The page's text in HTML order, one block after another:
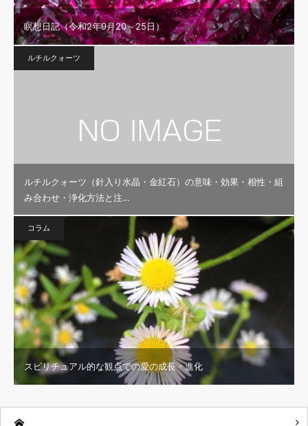
瞑想日記（令和2年9月20～25日）
ルチルクォーツ
ルチルクォーツ（針入り水晶・金紅石）の意味・効果・相性・組
み合わせ・浄化方法と注…
コラム
スピリチュアル的な観点での愛の成長・進化